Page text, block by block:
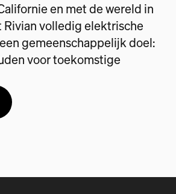
en met de wereld in
Rivian volledig elektrische
gemeenschappelijk doel:
voor toekomstige